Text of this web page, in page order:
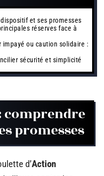
et ses promesses
réserves face à
ou caution solidaire :
sécurité et simplicité
comprendre
promesses
d’Action